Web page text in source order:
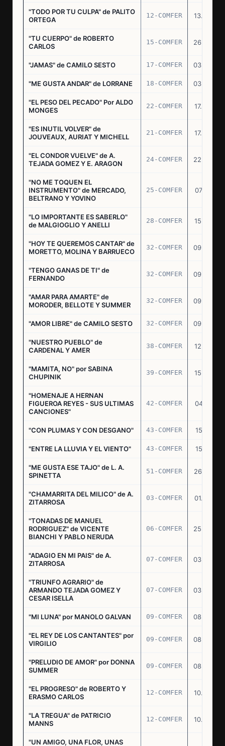
"TODO POR TU CULPA" de PALITO
ORTEGA
12-COMFER 13.05.76
"TU CUERPO" de ROBERTO
CARLOS
15-COMFER 26.05.76
"JAMAS" de CAMILO SESTO 17-COMFER 03.06.76
"ME GUSTA ANDAR" de LORRANE 18-COMFER 03.06.76
"EL PESO DEL PECADO" Por ALDO
MONGES
22-COMFER 17.06.76
"ES INUTIL VOLVER" de
JOUVEAUX, AURIAT Y MICHELL
21-COMFER 17.06.76
"EL CONDOR VUELVE" de A.
TEJADA GOMEZ Y E. ARAGON
24-COMFER 22.06.76
"NO ME TOQUEN EL
INSTRUMENTO" de MERCADO,
BELTRANO Y YOVINO
25-COMFER 07.07.76
"LO IMPORTANTE ES SABERLO"
de MALGIOGLIO Y ANELLI
28-COMFER 15.07.76
"HOY TE QUEREMOS CANTAR" de
MORETTO, MOLINA Y BARRUECO
32-COMFER 09.09.76
"TENGO GANAS DE TI" de
FERNANDO
32-COMFER 09.09.76
"AMAR PARA AMARTE" de
MORODER, BELLOTE Y SUMMER
32-COMFER 09.09.76
"AMOR LIBRE" de CAMILO SESTO 32-COMFER 09.09.76
"NUESTRO PUEBLO" de
CARDENAL Y AMER
38-COMFER 12.10.76
"MAMITA, NO" por SABINA
CHUPINIK
39-COMFER 15.10.76
"HOMENAJE A HERNAN
FIGUEROA REYES - SUS ULTIMAS
CANCIONES"
42-COMFER 04.11.76
"CON PLUMAS Y CON DESGANO" 43-COMFER 15.11.76
"ENTRE LA LLUVIA Y EL VIENTO" 43-COMFER 15.11.76
"ME GUSTA ESE TAJO" de L. A.
SPINETTA
51-COMFER 26.12.76
"CHAMARRITA DEL MILICO" de A.
ZITARROSA
03-COMFER 01.02.77
"TONADAS DE MANUEL
RODRIGUEZ" de VICENTE
BIANCHI Y PABLO NERUDA
06-COMFER 25.02.77
"ADAGIO EN MI PAIS" de A.
ZITARROSA
07-COMFER 03.03.77
"TRIUNFO AGRARIO" de
ARMANDO TEJADA GOMEZ Y
CESAR ISELLA
07-COMFER 03.03.77
"MI LUNA" por MANOLO GALVAN 09-COMFER 08.03.77
"EL REY DE LOS CANTANTES" por
VIRGILIO
09-COMFER 08.03.77
"PRELUDIO DE AMOR" por DONNA
SUMMER
09-COMFER 08.03.77
"EL PROGRESO" de ROBERTO Y
ERASMO CARLOS
12-COMFER 10.03.77
"LA TREGUA" de PATRICIO
MANNS
12-COMFER 10.03.77
"UN AMIGO, UNA FLOR, UNAS